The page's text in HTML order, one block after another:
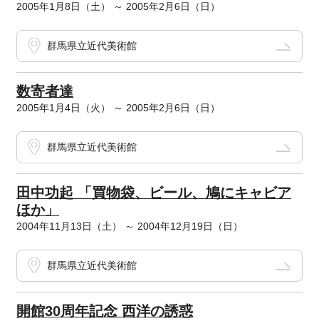
2005年1月8日（土） ～ 2005年2月6日（日）
群馬県立近代美術館
数寄者達
2005年1月4日（火） ～ 2005年2月6日（日）
群馬県立近代美術館
田中功起 「買物袋、ビール、鳩にキャビア
ほか」
2004年11月13日（土） ～ 2004年12月19日（日）
群馬県立近代美術館
開館30周年記念 西洋の誘惑